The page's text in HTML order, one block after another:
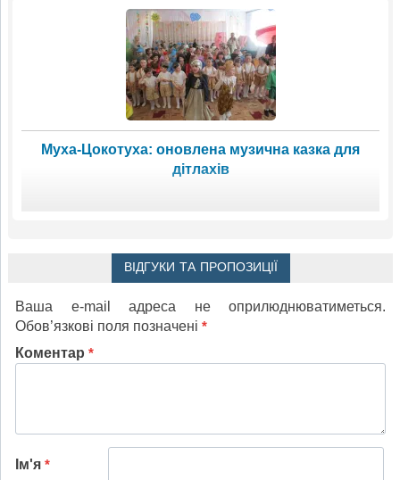
Муха-Цокотуха: оновлена музична казка для
дітлахів
ВІДГУКИ ТА ПРОПОЗИЦІЇ
Ваша e-mail адреса не оприлюднюватиметься.
Обов’язкові поля позначені *
Коментар *
Ім'я *